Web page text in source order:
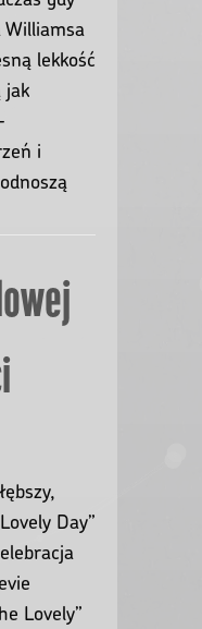
Williamsa
lekkość
jak
i
Day”
Lovely”